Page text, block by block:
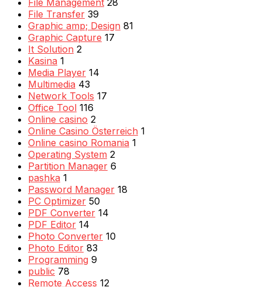
File Transfer 39
Graphic amp; Design 81
Graphic Capture 17
It Solution 2
Kasina 1
Media Player 14
Multimedia 43
Network Tools 17
Office Tool 116
Online casino 2
Online Casino Österreich 1
Online casino Romania 1
Operating System 2
Partition Manager 6
pashka 1
Password Manager 18
PC Optimizer 50
PDF Converter 14
PDF Editor 14
Photo Converter 10
Photo Editor 83
Programming 9
public 78
Remote Access 12